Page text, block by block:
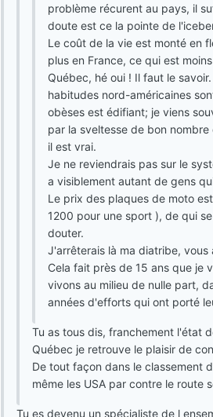
problème récurent au pays, il
doute est ce la pointe de
Le coût de la vie est monté en
plus en France, ce qui est
Québec, hé oui ! Il faut le
habitudes nord-américaines
obèses est édifiant; je viens
par la sveltesse de bon
il est vrai.
Je ne reviendrais pas sur le
a visiblement autant de gens
Le prix des plaques de moto
1200 pour une sport ), de qui
douter.
J'arrêterais là ma diatribe,
Cela fait près de 15 ans que je
vivons au milieu de nulle part,
années d'efforts qui ont porté
Tu as tous dis, franchement l'état
Québec je retrouve le plaisir de
De tout façon dans le classement
même les USA par contre le route
Tu es devenu un spécialiste de l